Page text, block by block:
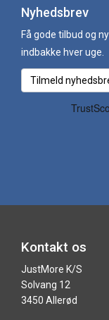
Nyhedsbrev
Få gode tilbud og
indbakke hver uge.
Tilmeld
Kontakt os
JustMore K/S
Solvang 12
3450 Allerød